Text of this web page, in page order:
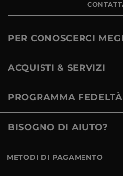
PER CONOSCERCI
ACQUISTI & SERVIZI
PROGRAMMA FEDELTÀ
BISOGNO DI AIUTO?
METODI DI PAGAMENTO